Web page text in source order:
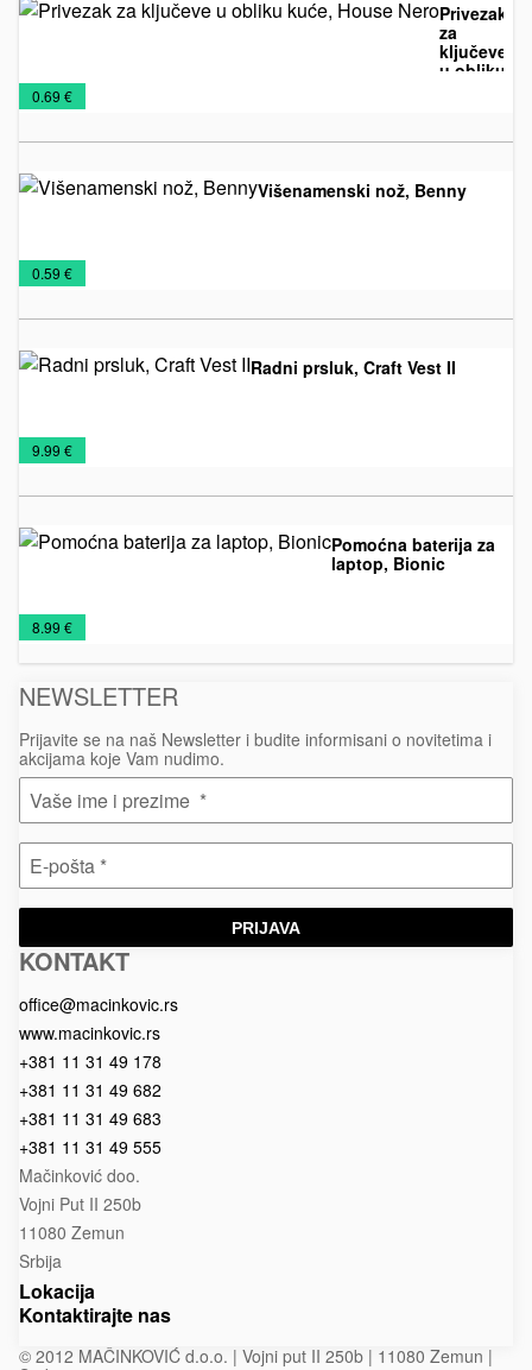
Privezak
za
ključeve
u obliku
Drveni
privesci
Metalni
privesci
NOVO
U
PONUDI
2026
Privesci
0.69 €
Višenamenski nož, Benny
Alati
NOVO
U
PONUDI
2026
Noževi
i
sečiva
0.59 €
Radni prsluk, Craft Vest II
NOVO
U
PONUDI
2026
Prsluci
Radna
odela
Tekstil
9.99 €
Pomoćna baterija za
laptop, Bionic
Bežični
punjači
NOVO
U
PONUDI
2026
Tehnologija
8.99 €
NEWSLETTER
Prijavite se na naš Newsletter i budite informisani o novitetima i
akcijama koje Vam nudimo.
PRIJAVA
Macinkovic
Macinkovic
https://www.macinkovic.rs/wp-
KONTAKT
office@macinkovic.rs
www.macinkovic.rs
+381 11 31 49 178
+381 11 31 49 682
+381 11 31 49 683
+381 11 31 49 555
Mačinković doo.
Vojni Put II 250b
11080 Zemun
Srbija
Lokacija
Kontaktirajte nas
© 2012 MAČINKOVIĆ d.o.o. | Vojni put II 250b | 11080 Zemun |